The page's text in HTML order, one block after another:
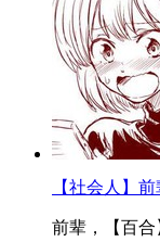
【社会人】
前辈，【百